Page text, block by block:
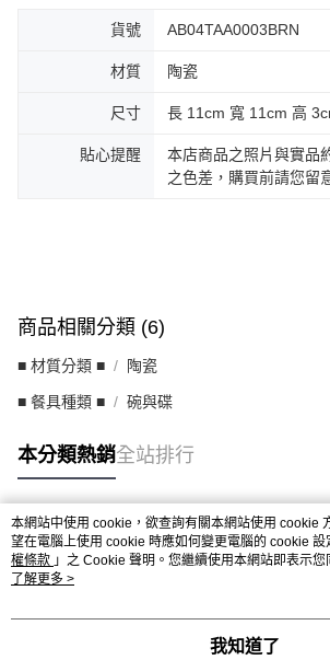
貨號 AB04TAA0003BRN
材質 陶瓷
尺寸 長 11cm 寬 11cm 高
貼心提醒
本店商品之照片與實品
之色差，購買前請您留
商品相關分類 (6)
■ 材質分類 ■ 陶瓷
■ 餐具種類 ■ 碗與碟
本分類熱銷全站排行
熱門標籤
本網站中使用 cookie，欲查詢有關本網站使用 cookie
望在電腦上使用 cookie 時應如何變更電腦的 cookie 設
權條款 」之 Cookie 聲明。您繼續使用本網站即表示
用條款之 Cookie 聲明使用 cookie。
了解更多 >
我知道了